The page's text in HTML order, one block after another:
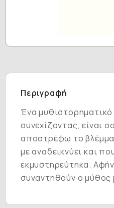
Περιγραφή
Ένα
συνεχίζοντας, είναι
αποστρέφω το
με αναδεικνύει και
εκμυστηρεύτηκα.
συναντηθούν ο μύθος